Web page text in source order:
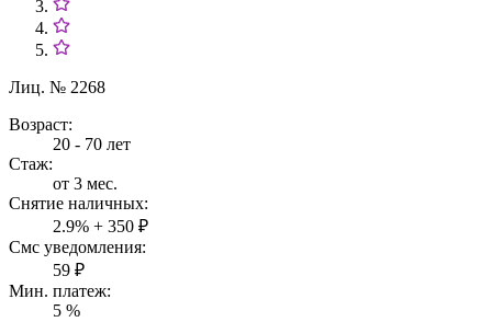
Лиц. № 2268
Возраст:
20 - 70 лет
Стаж:
от 3 мес.
Снятие наличных:
2.9% + 350 ₽
Смс уведомления:
59 ₽
Мин. платеж:
5 %